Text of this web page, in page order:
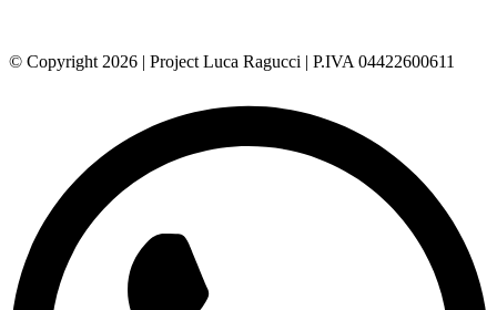
© Copyright 2026 | Project Luca Ragucci | P.IVA 04422600611